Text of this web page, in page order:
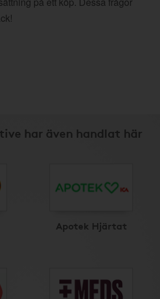
har även handlat här
Apotek Hjärtat